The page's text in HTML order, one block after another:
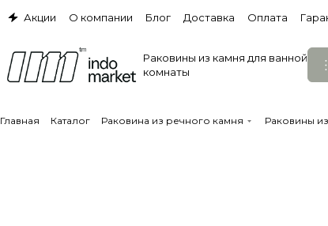
Акции О компании Блог Доставка Оплата
Раковины из камня для ванной
комнаты
Главная Каталог Раковина из речного камня Раковины